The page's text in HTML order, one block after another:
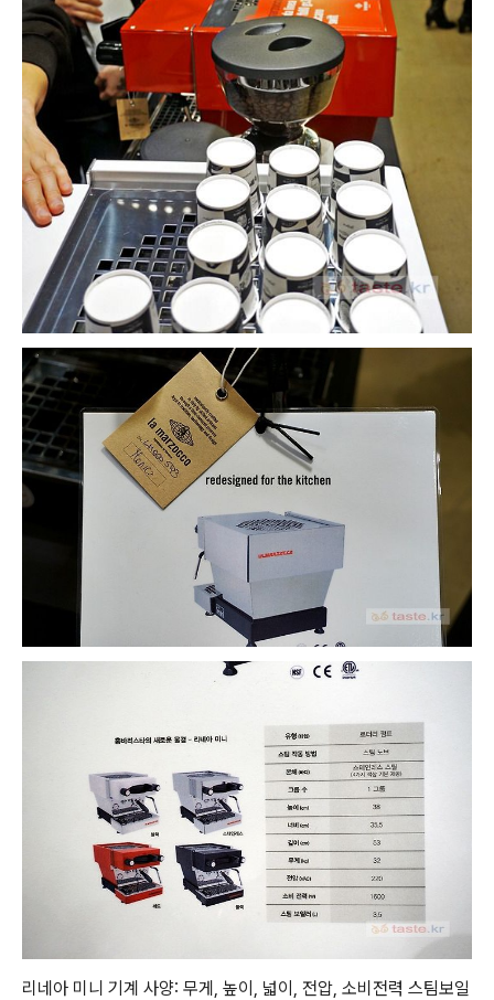
리네아 미니 기계 사양: 무게, 높이, 넓이, 전압, 소비전력 스팀보일